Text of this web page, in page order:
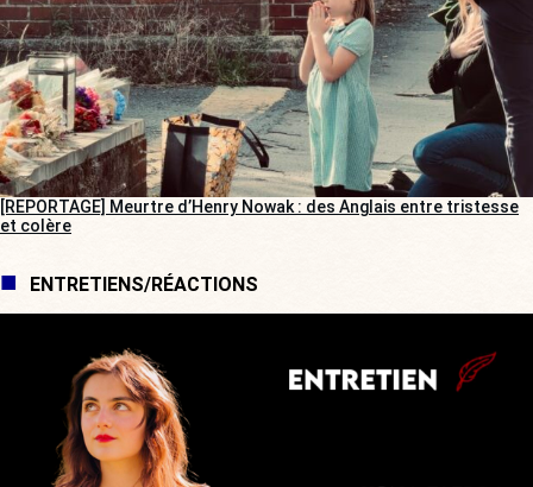
[REPORTAGE] Meurtre d’Henry Nowak : des Anglais entre tristesse
et colère
ENTRETIENS/RÉACTIONS